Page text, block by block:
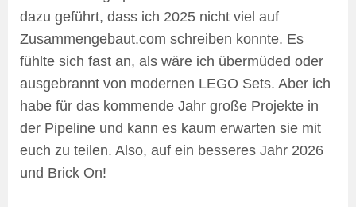
dazu geführt, dass ich 2025 nicht viel auf
Zusammengebaut.com schreiben konnte. Es
fühlte sich fast an, als wäre ich übermüded oder
ausgebrannt von modernen LEGO Sets. Aber ich
habe für das kommende Jahr große Projekte in
der Pipeline und kann es kaum erwarten sie mit
euch zu teilen. Also, auf ein besseres Jahr 2026
und Brick On!